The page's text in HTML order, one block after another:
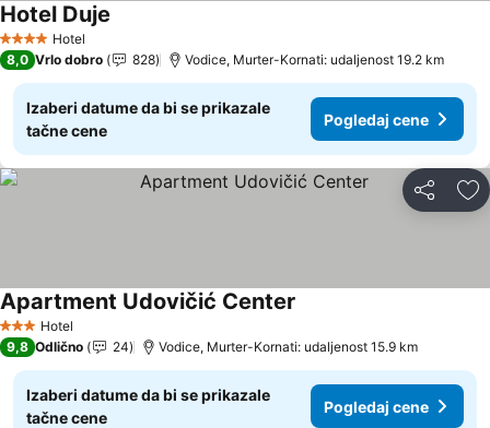
4 ZvezdiceHotel
Hotel Duje
8,0 Vrlo dobro 828 Vodice, Murter-Kornati: udaljenost 19.2 km
Izaberi datume da bi se prikazale
tačne cene
Pogledaj cene
Deli
3 Zvezdice
Hotel
Apartment Udovičić Center
9,8 Odlično 24 Vodice, Murter-Kornati: udaljenost 15.9 km
Izaberi datume da bi se prikazale
tačne cene
Pogledaj cene